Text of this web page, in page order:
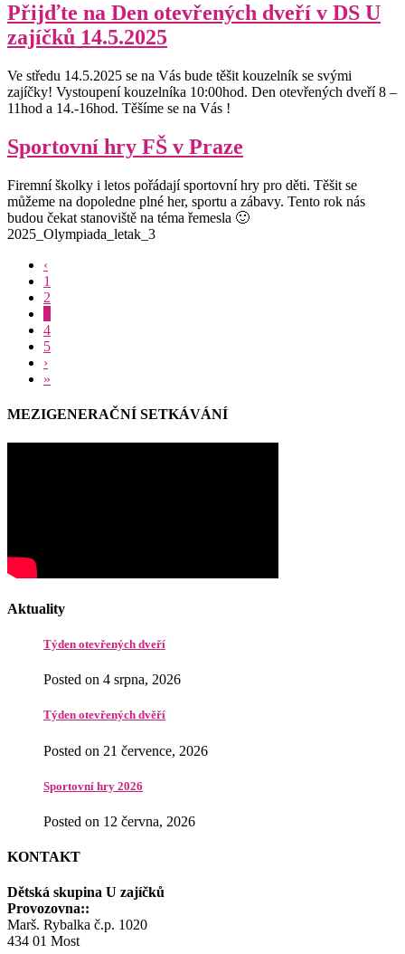
Přijďte na Den otevřených dveří v DS U
zajíčků 14.5.2025
Ve středu 14.5.2025 se na Vás bude těšit kouzelník se svými
zajíčky! Vystoupení kouzelníka 10:00hod. Den otevřených dveří 8 –
11hod a 14.-16hod. Těšíme se na Vás !
Sportovní hry FŠ v Praze
Firemní školky i letos pořádají sportovní hry pro děti. Těšit se
můžeme na dopoledne plné her, sportu a zábavy. Tento rok nás
budou čekat stanoviště na téma řemesla 🙂
2025_Olympiada_letak_3
‹
1
2
4
5
›
»
MEZIGENERAČNÍ SETKÁVÁNÍ
Aktuality
Týden otevřených dveří
Posted on 4 srpna, 2026
Týden otevřených dvěří
Posted on 21 července, 2026
Sportovní hry 2026
Posted on 12 června, 2026
KONTAKT
Dětská skupina U zajíčků
Provozovna::
Marš. Rybalka č.p. 1020
434 01 Most